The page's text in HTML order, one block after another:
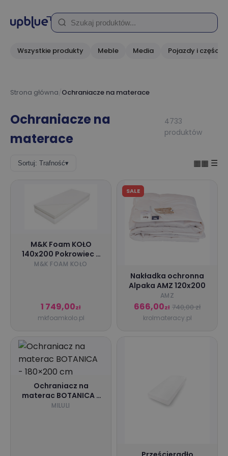
Wszystkie produkty Meble Media Pojazdy i części
Strona główna Ochraniacze na materace
Ochraniacze na
materace
4733
produktów
Sortuj: Trafność▾ ▦▦ ☰
M&K Foam KOŁO
140x200 Pokrowiec -
Aloe Vera Lux
M&K FOAM KOŁO
1 749,00zł
mkfoamkolo.pl
SALE
Nakładka ochronna
Alpaka AMZ 120x200
AMZ
666,00zł 740,00 zł
krolmateracy.pl
Ochraniacz na
materac BOTANICA -
180×200 cm
MILULI